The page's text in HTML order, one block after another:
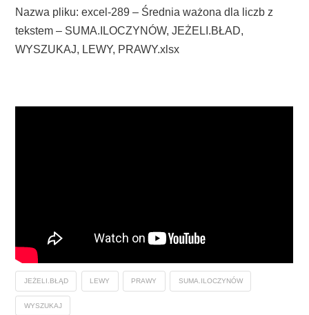
Nazwa pliku: excel-289 – Średnia ważona dla liczb z
tekstem – SUMA.ILOCZYNÓW, JEŻELI.BŁAD,
WYSZUKAJ, LEWY, PRAWY.xlsx
JEŻELI.BŁĄD LEWY PRAWY SUMA.ILOCZYNÓW
WYSZUKAJ